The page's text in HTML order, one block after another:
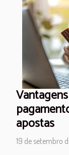
apostas
19 de setembro